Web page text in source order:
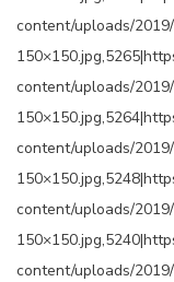
content/uploads/
content/uploads/
content/uploads/
content/uploads/
content/uploads/